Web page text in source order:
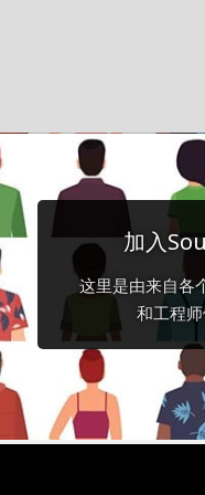
加入
这里是由来自各
和工程师